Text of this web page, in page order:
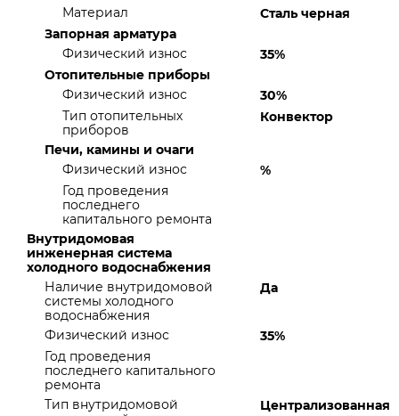
Материал
Сталь черная
Запорная арматура
Физический износ
35%
Отопительные приборы
Физический износ
30%
Тип отопительных
приборов
Конвектор
Печи, камины и очаги
Физический износ
%
Год проведения
последнего
капитального ремонта
Внутридомовая
инженерная система
холодного водоснабжения
Наличие внутридомовой
системы холодного
водоснабжения
Да
Физический износ
35%
Год проведения
последнего капитального
ремонта
Тип внутридомовой
Централизованная